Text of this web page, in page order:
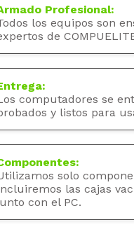
Profesional:
los equipos son
de
computadores se
y listos para
solo
las cajas
con el PC.